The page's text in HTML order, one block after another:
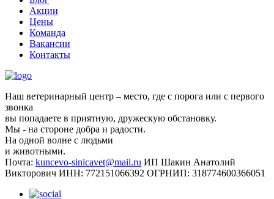
Акции
Цены
Команда
Вакансии
Контакты
Наш ветеринарный центр – место, где с порога или с первого
звонка
вы попадаете в приятную, дружескую обстановку.
Мы - на стороне добра и радости.
На одной волне с людьми
и животными.
Почта: kuncevo-sinicavet@mail.ru ИП Шакин Анатолий
Викторович ИНН: 772151066392 ОГРНИП: 318774600366051